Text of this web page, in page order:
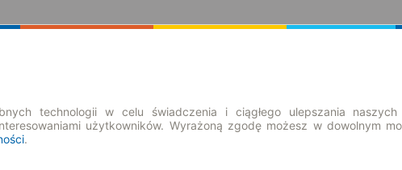
technologii w celu świadczenia i ciągłego ulepszania naszych
użytkowników. Wyrażoną zgodę możesz w dowolnym
.